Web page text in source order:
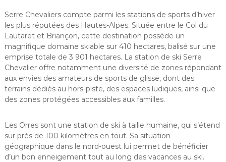
Serre Chevaliers compte parmi les stations de sports d’hiver
les plus réputées des Hautes-Alpes. Située entre le Col du
Lautaret et Briançon, cette destination possède un
magnifique domaine skiable sur 410 hectares, balisé sur une
emprise totale de 3 901 hectares. La station de ski Serre
Chevalier offre notamment une diversité de zones répondant
aux envies des amateurs de sports de glisse, dont des
terrains dédiés au hors-piste, des espaces ludiques, ainsi que
des zones protégées accessibles aux familles.
Les Orres sont une station de ski à taille humaine, qui s’étend
sur près de 100 kilomètres en tout. Sa situation
géographique dans le nord-ouest lui permet de bénéficier
d’un bon enneigement tout au long des vacances au ski.